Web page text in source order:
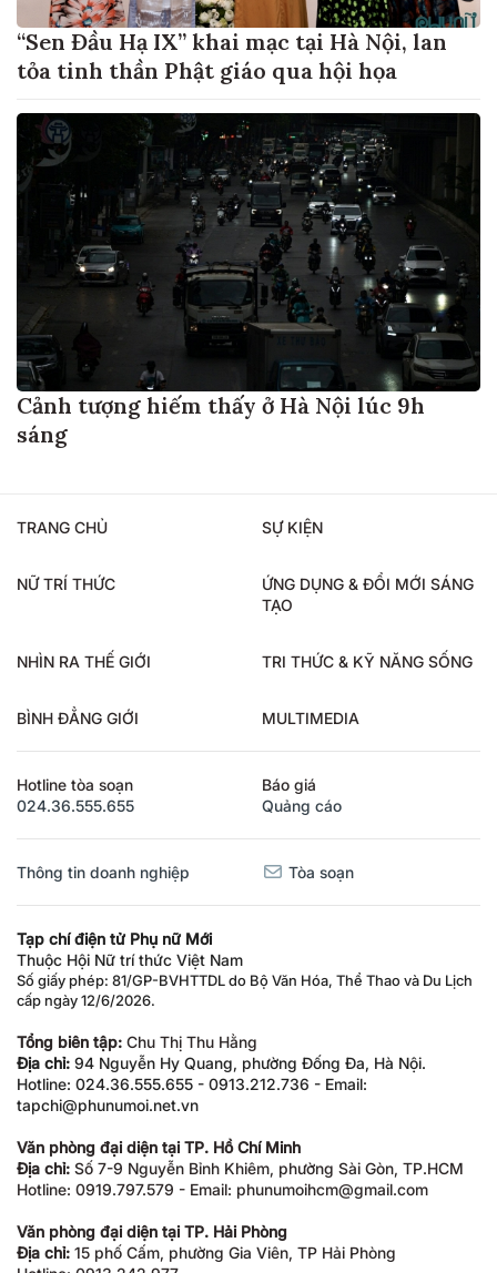
“Sen Đầu Hạ IX” khai mạc tại Hà Nội, lan
tỏa tinh thần Phật giáo qua hội họa
Cảnh tượng hiếm thấy ở Hà Nội lúc 9h
sáng
TRANG CHỦ SỰ KIỆN
NỮ TRÍ THỨC
ỨNG DỤNG & ĐỔI MỚI SÁNG
TẠO
NHÌN RA THẾ GIỚI TRI THỨC & KỸ NĂNG SỐNG
BÌNH ĐẲNG GIỚI MULTIMEDIA
Hotline tòa soạn
024.36.555.655
Báo giá
Quảng cáo
Thông tin doanh nghiệp Tòa soạn
Tạp chí điện tử Phụ nữ Mới
Thuộc Hội Nữ trí thức Việt Nam
Số giấy phép: 81/GP-BVHTTDL do Bộ Văn Hóa, Thể Thao và Du Lịch
cấp ngày 12/6/2026.
Tổng biên tập: Chu Thị Thu Hằng
Địa chỉ: 94 Nguyễn Hy Quang, phường Đống Đa, Hà Nội.
Hotline: 024.36.555.655 - 0913.212.736 - Email:
tapchi@phunumoi.net.vn
Văn phòng đại diện tại TP. Hồ Chí Minh
Địa chỉ: Số 7-9 Nguyễn Bỉnh Khiêm, phường Sài Gòn, TP.HCM
Hotline: 0919.797.579 - Email: phunumoihcm@gmail.com
Văn phòng đại diện tại TP. Hải Phòng
Địa chỉ: 15 phố Cấm, phường Gia Viên, TP Hải Phòng